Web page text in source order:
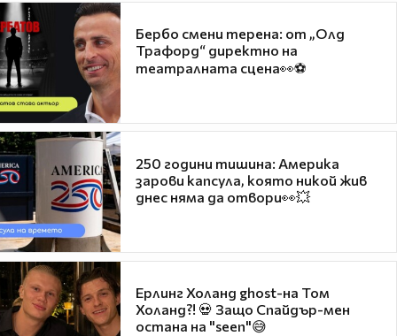
Бербо смени терена: от „Олд
Трафорд“ директно на
театралната сцена👀⚽
250 години тишина: Америка
зарови капсула, която никой жив
днес няма да отвори👀💥
Ерлинг Холанд ghost-на Том
Холанд?! 💀 Защо Спайдър-мен
остана на "seen"😅